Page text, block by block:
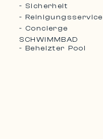
- Sicherheit
- Reinigungsservice
- Concierge
SCHWIMMBAD
- Beheizter Pool